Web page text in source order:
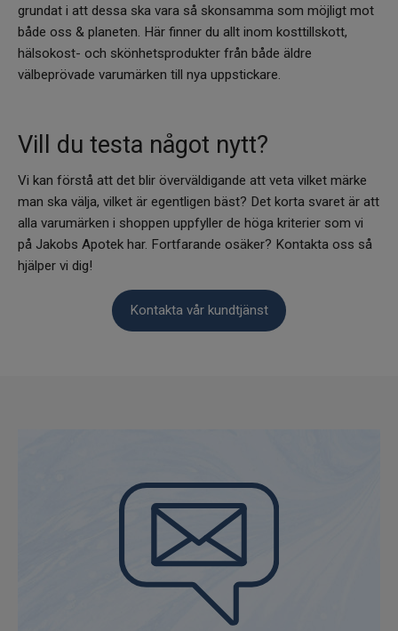
grundat i att dessa ska vara så skonsamma som möjligt mot
både oss & planeten. Här finner du allt inom kosttillskott,
hälsokost- och skönhetsprodukter från både äldre
välbeprövade varumärken till nya uppstickare.
Vill du testa något nytt?
Vi kan förstå att det blir överväldigande att veta vilket märke
man ska välja, vilket är egentligen bäst? Det korta svaret är att
alla varumärken i shoppen uppfyller de höga kriterier som vi
på Jakobs Apotek har. Fortfarande osäker? Kontakta oss så
hjälper vi dig!
Kontakta vår kundtjänst